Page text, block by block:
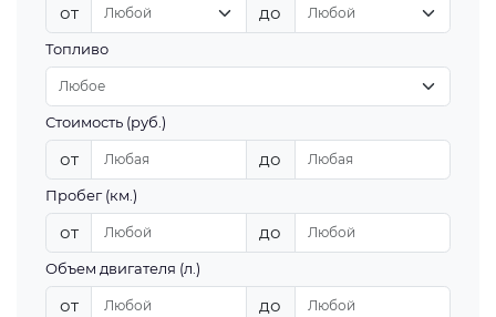
от до
Топливо
Стоимость (руб.)
от до
Пробег (км.)
от до
Объем двигателя (л.)
от до